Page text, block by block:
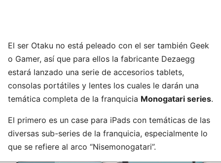
El ser Otaku no está peleado con el ser también Geek
o Gamer, así que para ellos la fabricante Dezaegg
estará lanzado una serie de accesorios tablets,
consolas portátiles y lentes los cuales le darán una
temática completa de la franquicia Monogatari series.
El primero es un case para iPads con temáticas de las
diversas sub-series de la franquicia, especialmente lo
que se refiere al arco “Nisemonogatari”.